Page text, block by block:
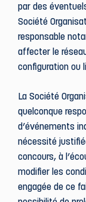
par des
Société
responsable
affecter le
configuration ou
La Société
quelconque
d’événements
nécessité
concours, à
modifier les
engagée de ce